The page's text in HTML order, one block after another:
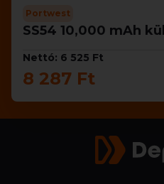
Portwest
SS54 10,000 mAh
Nettó: 6 525 Ft
8 287 Ft